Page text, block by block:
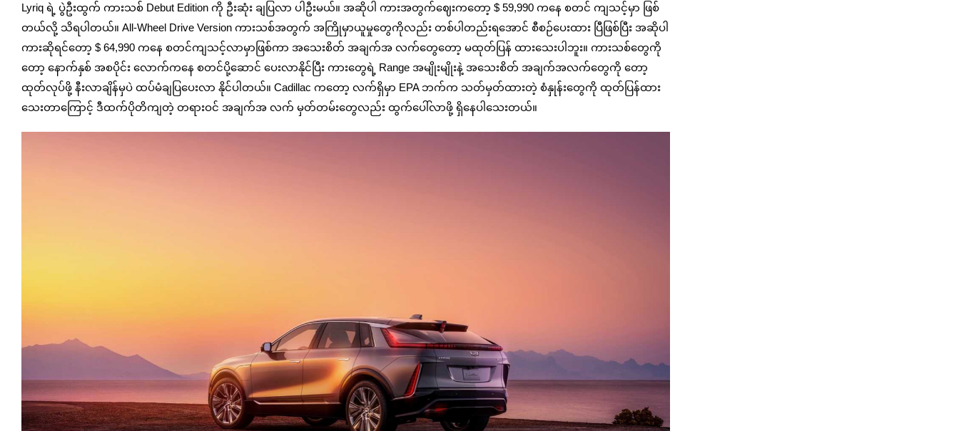
Lyriq ရဲ့ ပွဲဦးထွက် ကားသစ် Debut Edition ကို ဦးဆုံး ချပြလာ ပါဦးမယ်။ အဆိုပါ ကားအတွက်‌ဈေးကတော့ $ 59,990 ကနေ စတင် ကျသင့်မှာ ဖြစ်
တယ်လို့ သိရပါတယ်။ All-Wheel Drive Version ကားသစ်အတွက် အကြိုမှာယူမှုတွေကိုလည်း တစ်ပါတည်းရအောင် စီစဉ်ပေးထား ပြီဖြစ်ပြီး အဆိုပါ
ကားဆိုရင်တော့ $ 64,990 ကနေ စတင်ကျသင့်လာမှာဖြစ်ကာ အသေးစိတ် အချက်အ လက်တွေတော့ မထုတ်ပြန် ထားသေးပါဘူး။ ကားသစ်တွေကို
တော့ နောက်နှစ် အစပိုင်း လောက်ကနေ စတင်ပို့ဆောင် ပေးလာနိုင်ပြီး ကားတွေရဲ့ Range အမျိုးမျိုးနဲ့ အသေးစိတ် အချက်အလက်တွေကို တော့
ထုတ်လုပ်ဖို့ နီးလာချိန်မှပဲ ထပ်မံချပြပေးလာ နိုင်ပါတယ်။ Cadillac ကတော့ လက်ရှိမှာ EPA ဘက်က သတ်မှတ်ထားတဲ့ စံနှုန်းတွေကို ထုတ်ပြန်ထား
သေးတာကြောင့် ဒီထက်ပိုတိကျတဲ့ တရားဝင် အချက်အ လက် မှတ်တမ်းတွေလည်း ထွက်ပေါ်လာဖို့ ရှိနေပါသေးတယ်။